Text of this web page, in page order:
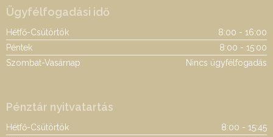
Ügyfélfogadási idő
Hétfő-Csütörtök
8:00 - 16:00
Péntek
8:00 - 15:00
Szombat-Vasárnap
Nincs ügyfélfogadás
Pénztár nyitvatartás
Hétfő-Csütörtök
8:00 - 15:45